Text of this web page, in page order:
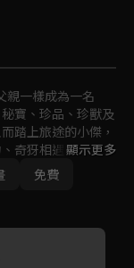
親一樣成為一名
寶、珍品、珍獸及
踏上旅途的小傑，
奇犽相遇。突破重
為一名優秀的獵
顯示更多
免費